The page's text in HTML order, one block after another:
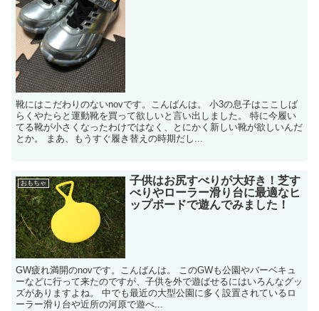
靴にはこだわりのないnovです。こんばんは。 小3の息子はここしば
らくやたらと運動靴を買って欲しいと言い出しました。 特に今履い
てる靴が小さくなったわけではなく、とにかく新しい靴が欲しいんだ
とか。 まあ、もうすぐ履き替えの時期だし...
おもちゃ
子供はお尻すべりが大好き！芝す
べりやローラー滑り台に最適なヒ
ップボードで遊んでみました！
GW疲れ満開のnovです。こんばんは。 このGWも公園やバーベキュ
ーなどに行って来たのですが、子供を外で遊ばせるにはいろんなグッ
ズがありますよね。 中でも最近の大型公園に多く設置されているロ
ーラー滑り台や近所の河原で遊べ...